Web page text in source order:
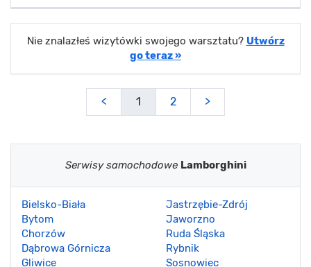
Nie znalazłeś wizytówki swojego warsztatu? Utwórz
go teraz »
< 1 2 >
Serwisy samochodowe Lamborghini
Bielsko-Biała
Bytom
Chorzów
Dąbrowa Górnicza
Gliwice
Jastrzębie-Zdrój
Jaworzno
Ruda Śląska
Rybnik
Sosnowiec